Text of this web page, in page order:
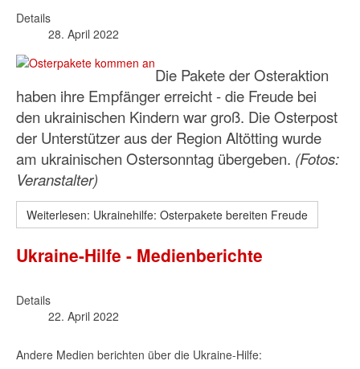
Details
28. April 2022
Die Pakete der Osteraktion
haben ihre Empfänger erreicht - die Freude bei
den ukrainischen Kindern war groß. Die Osterpost
der Unterstützer aus der Region Altötting wurde
am ukrainischen Ostersonntag übergeben. (Fotos:
Veranstalter)
Weiterlesen: Ukrainehilfe: Osterpakete bereiten Freude
Ukraine-Hilfe - Medienberichte
Details
22. April 2022
Andere Medien berichten über die Ukraine-Hilfe: